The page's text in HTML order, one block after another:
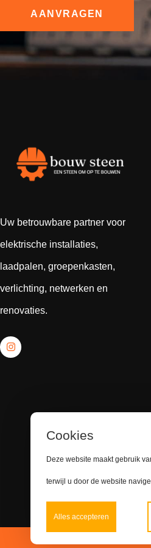
AANVRAGEN
Uw betrouwbare partner voor
elektrische installaties,
laadpalen, groepenkasten,
verlichting, netwerken en
renovaties.
Cookies
Deze website maakt gebruik
terwijl u door de website
Alles accepteren